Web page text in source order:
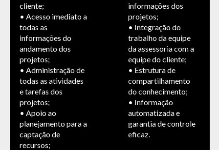
cliente;
• Acesso imediato a
todas as
informações do
andamento dos
projetos;
• Administração de
todas as atividades
e tarefas dos
projetos;
• Apoio ao
planejamento para a
captação de
recursos;
informações dos
projetos;
• Integração do
trabalho da equipe
da assessoria com a
equipe do cliente;
• Estrutura de
compartilhamento
do conhecimento;
• Informação
automatizada e
garantia de controle
eficaz.